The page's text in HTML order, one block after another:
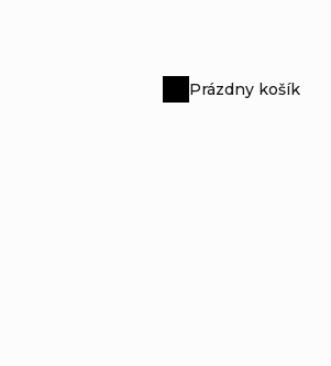
Nákupný
Prázdny košík